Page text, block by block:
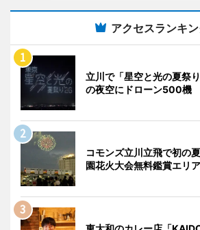
アクセスランキ
立川で「星空と光の夏祭
の夜空にドローン500機
コモンズ立川立飛で初の
園花火大会無料鑑賞エリ